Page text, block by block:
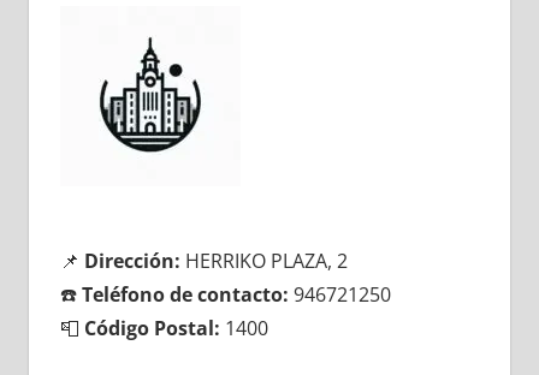
📌 Dirección: HERRIKO PLAZA, 2
☎️Teléfono dе contacto: 946721250
📮 Código Postal: 1400